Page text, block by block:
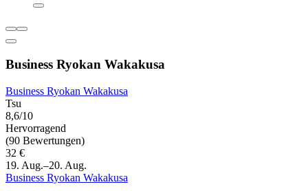
Business Ryokan Wakakusa
Business Ryokan Wakakusa
Tsu
8,6/10
Hervorragend
(90 Bewertungen)
32 €
19. Aug.–20. Aug.
Business Ryokan Wakakusa